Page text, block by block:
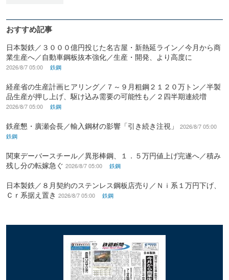
おすすめ記事
日本製鉄／３０００億円投じた名古屋・新熱延ライン／今月から商
業生産へ／自動車鋼板抜本強化／生産・開発、より高度に
2026/8/7 05:00 鉄鋼
経産省の生産計画ヒアリング／７～９月粗鋼２１２０万トン／半製
品生産が押し上げ、駆け込み需要の可能性も／２四半期連続増
2026/8/7 05:00 鉄鋼
鉄産懇・廣瀬会長／輸入鋼材の影響「引き続き注視」
2026/8/7 05:00
鉄鋼
関東デーバースチール／異形棒鋼、１．５万円値上げ完遂へ／積み
残し分の転嫁急ぐ 2026/8/7 05:00 鉄鋼
日本製鉄／８月契約のステンレス鋼板店売り／Ｎｉ系１万円下げ、
Ｃｒ系据え置き 2026/8/7 05:00 鉄鋼